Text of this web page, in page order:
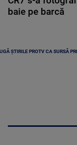
baie pe barcă
ȘTIRILE PROTV CA SURSĂ